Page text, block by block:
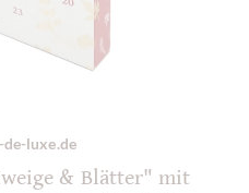
luxe.de
& Blätter" mit